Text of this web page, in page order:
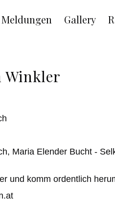
Meldungen Gallery
Winkler
Maria Elender Bucht -
und komm ordentlich